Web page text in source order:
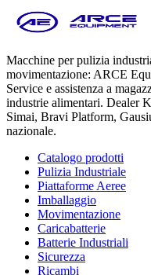
Macchine per pulizia
movimentazione: ARCE
Service e assistenza a
industrie alimentari. Dealer
Simai, Bravi Platform,
nazionale.
Catalogo prodotti
Pulizia Industriale
Piattaforme Aeree
Imballaggio
Movimentazione
Caricabatterie
Batterie Industriali
Sicurezza
Ricambi